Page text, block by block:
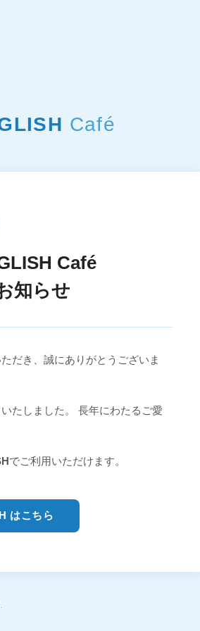
Café
Café
知らせ
だき、誠にありがとうございま
たしました。 長年にわたるご愛
でご利用いただけます。
はこちら